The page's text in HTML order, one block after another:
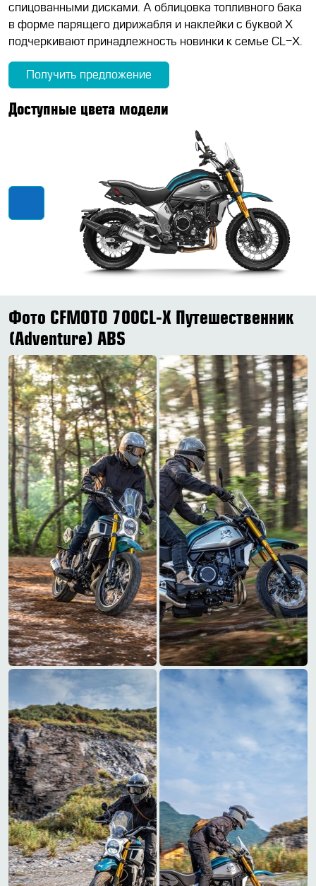
спицованными дисками. А облицовка топливного бака
в форме парящего дирижабля и наклейки с буквой X
подчеркивают принадлежность новинки к семье CL-X.
Получить предложение
Доступные цвета модели
Фото CFMOTO 700CL-X Путешественник
(Adventure) ABS